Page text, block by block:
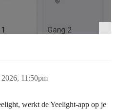
11:50pm
werkt de Yeelight-app op je